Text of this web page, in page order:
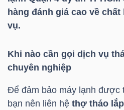
hàng đánh giá cao về
vụ.
Khi nào cần gọi dịch vụ
chuyên nghiệp
Để đảm bảo máy lạnh được
bạn nên liên hệ thợ tháo
CHÍNH
HÀNG